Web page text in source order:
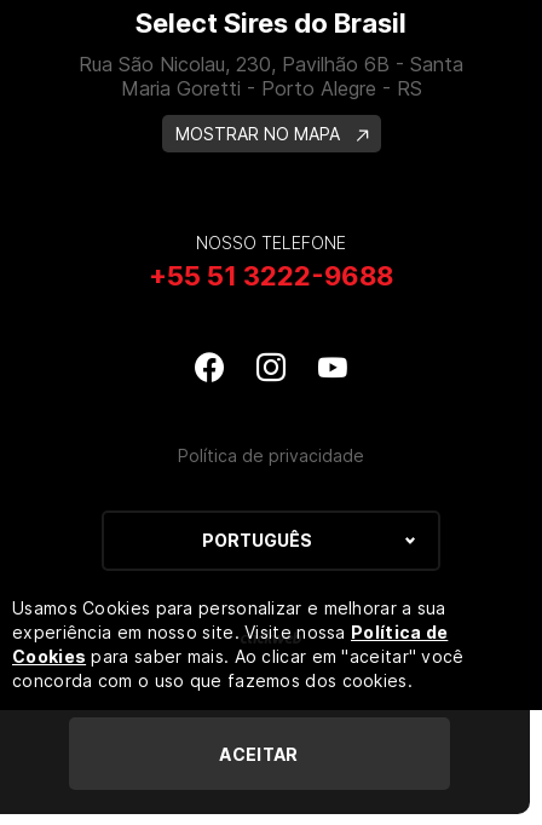
Select Sires do Brasil
Rua São Nicolau, 230, Pavilhão 6B - Santa
Maria Goretti - Porto Alegre - RS
MOSTRAR NO MAPA
NOSSO TELEFONE
+55 51 3222-9688
Política de privacidade
PORTUGUÊS
Usamos Cookies para personalizar e melhorar a sua
experiência em nosso site. Visite nossa Política de
Cookies para saber mais. Ao clicar em "aceitar" você
concorda com o uso que fazemos dos cookies.
ACEITAR